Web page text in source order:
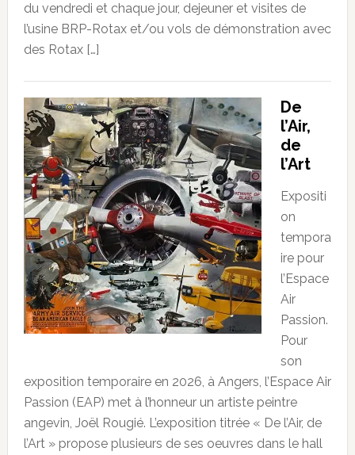
du vendredi et chaque jour, dejeuner et visites de
l’usine BRP-Rotax et/ou vols de démonstration avec
des Rotax […]
De
l’Air,
de
l’Art
Expositi
on
tempora
ire pour
l’Espace
Air
Passion.
Pour
son
exposition temporaire en 2026, à Angers, l’Espace Air
Passion (EAP) met à l’honneur un artiste peintre
angevin, Joël Rougié. L’exposition titrée « De l’Air, de
l’Art » propose plusieurs de ses oeuvres dans le hall